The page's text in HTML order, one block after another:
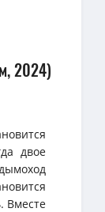
2024)
двое
Вместе